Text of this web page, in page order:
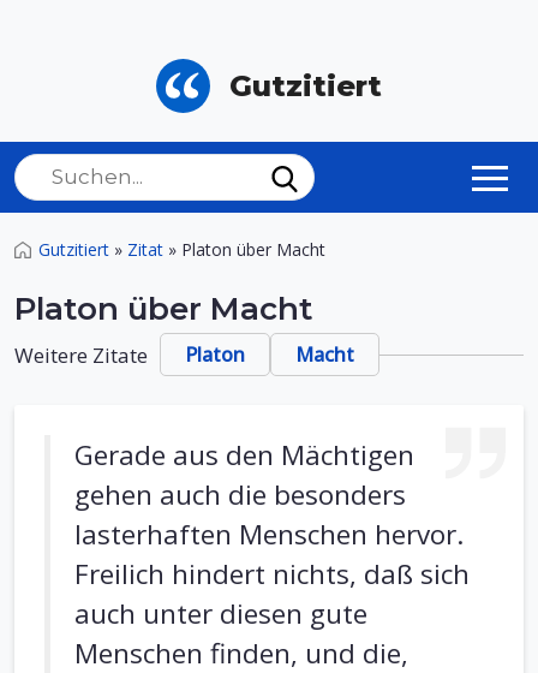
Gutzitiert
Gutzitiert » Zitat » Platon über Macht
Platon über Macht
Weitere Zitate Platon Macht
Gerade aus den Mächtigen
gehen auch die besonders
lasterhaften Menschen hervor.
Freilich hindert nichts, daß sich
auch unter diesen gute
Menschen finden, und die,